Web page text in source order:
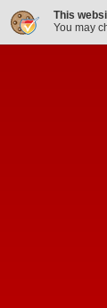
This
You may